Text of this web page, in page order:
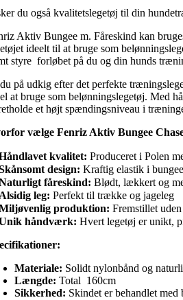
du også kvalitetslegetøj til din
Aktiv Bungee m. Fåreskind kan
ideelt til at bruge som
styre forløbet på du og din hunds
på udkig efter det perfekte
at bruge som belønningslegetøj. Med
et højt spændingsniveau i
vælge Fenriz Aktiv Bungee
kvalitet: Produceret i Polen
design: Kraftig elastik i
fåreskind: Blødt, lækkert og
leg: Perfekt til trække og jageleg
produktion: Fremstillet
håndværk: Hvert legetøj er unikt,
Materiale: Solidt nylonbånd og
Længde: Total 160cm
Sikkerhed: Skindet er behandlet med